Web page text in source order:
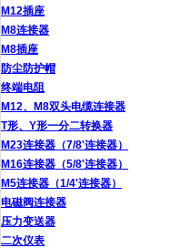
M12插座
M8连接器
M8插座
防尘防护帽
终端电阻
M12、M8双头电缆连接器
T形、Y形一分二转换器
M23连接器（7/8'连接器）
M16连接器（5/8'连接器）
M5连接器（1/4'连接器）
电磁阀连接器
压力变送器
二次仪表